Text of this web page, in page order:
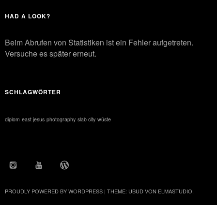
HAD A LOOK?
Beim Abrufen von Statistiken ist ein Fehler aufgetreten.
Versuche es später erneut.
SCHLAGWÖRTER
diplom east jesus photography slab city wüste
PROUDLY POWERED BY WORDPRESS | THEME: UBUD VON ELMASTUDIO